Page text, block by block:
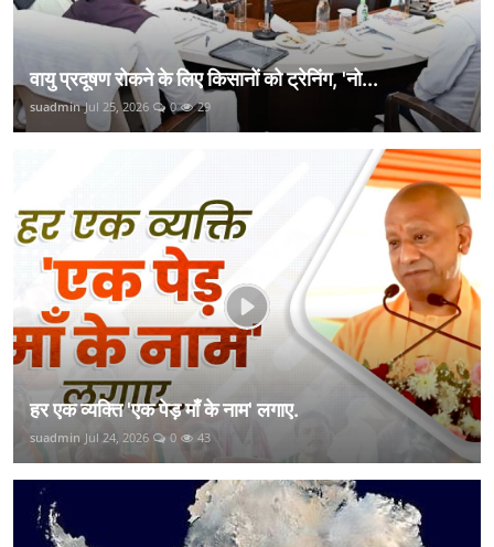
वायु प्रदूषण रोकने के लिए किसानों को ट्रेनिंग, 'नो...
suadmin Jul 25, 2026 0 29
हर एक व्यक्ति 'एक पेड़ माँ के नाम' लगाए.
suadmin Jul 24, 2026 0 43